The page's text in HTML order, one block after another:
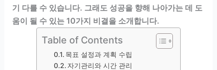
기 다를 수 있습니다. 그래도 성공을 향해 나아가는 데 도
움이 될 수 있는 10가지 비결을 소개합니다.
Table of Contents
목표 설정과 계획 수립
자기관리와 시간 관리